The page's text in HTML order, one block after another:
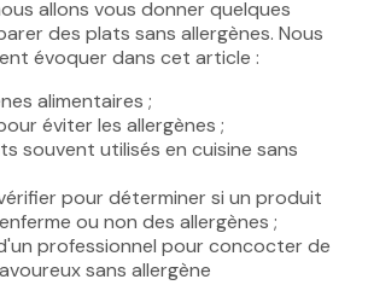
allons vous donner quelques
des plats sans allergènes. Nous
évoquer dans cet article :
alimentaires ;
éviter les allergènes ;
souvent utilisés en cuisine sans
pour déterminer si un produit
ou non des allergènes ;
professionnel pour concocter de
sans allergène